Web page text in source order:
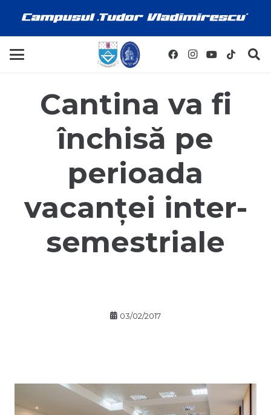
Cantina va fi
închisă pe
perioada
vacanței inter-
semestriale
03/02/2017